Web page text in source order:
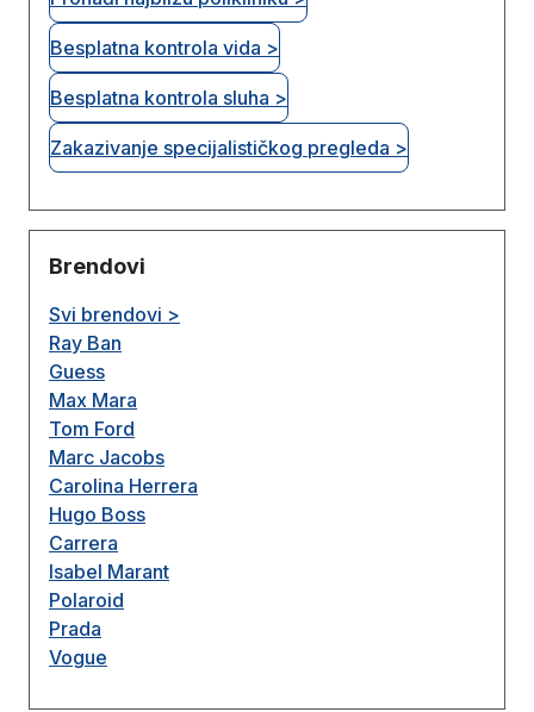
Besplatna kontrola vida >
Besplatna kontrola sluha >
Zakazivanje specijalističkog pregleda >
Brendovi
Svi brendovi >
Ray Ban
Guess
Max Mara
Tom Ford
Marc Jacobs
Carolina Herrera
Hugo Boss
Carrera
Isabel Marant
Polaroid
Prada
Vogue